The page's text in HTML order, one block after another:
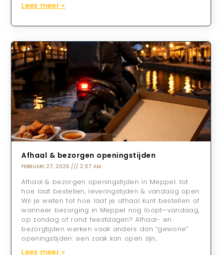
Lees meer »
Afhaal & bezorgen openingstijden
FEBRUARI 27, 2026 2:07 AM
Afhaal & bezorgen openingstijden in Meppel: tot
hoe laat bestellen, leveringstijden & vandaag open
Wil je weten tot hoe laat je afhaal kunt bestellen of
wanneer bezorging in Meppel nog loopt—vandaag,
op zondag of rond feestdagen? Afhaal- en
bezorgtijden werken vaak anders dan “gewone”
openingstijden: een zaak kan open zijn,
Lees meer »